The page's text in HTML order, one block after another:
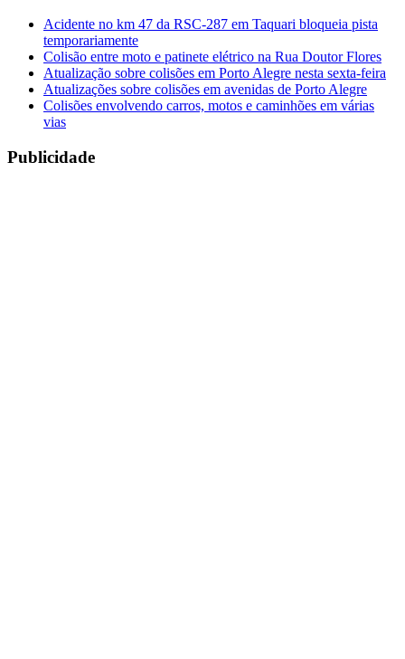
Acidente no km 47 da RSC-287 em Taquari bloqueia pista
temporariamente
Colisão entre moto e patinete elétrico na Rua Doutor Flores
Atualização sobre colisões em Porto Alegre nesta sexta-feira
Atualizações sobre colisões em avenidas de Porto Alegre
Colisões envolvendo carros, motos e caminhões em várias
vias
Publicidade